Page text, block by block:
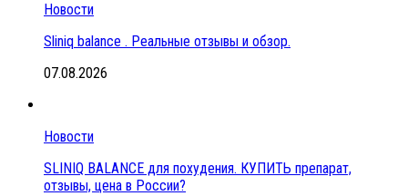
Новости
Sliniq balance . Реальные отзывы и обзор.
07.08.2026
Новости
SLINIQ BALANCE для похудения. КУПИТЬ препарат,
отзывы, цена в России?